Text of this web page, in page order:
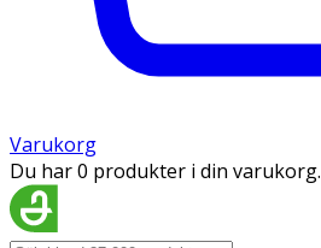
Varukorg
Du har 0 produkter i din varukorg.